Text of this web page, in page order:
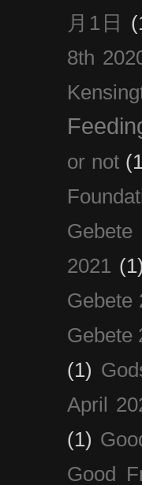
月1日
8th
or not
Gebete
2021 (1)
Gebete
Gebete
(1)
April
(1)
Good